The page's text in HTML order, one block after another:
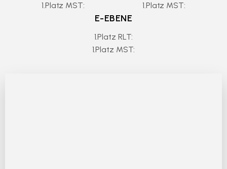
1.Platz MST:
1.Platz MST:
E-EBENE
1.Platz RLT:
1.Platz MST: